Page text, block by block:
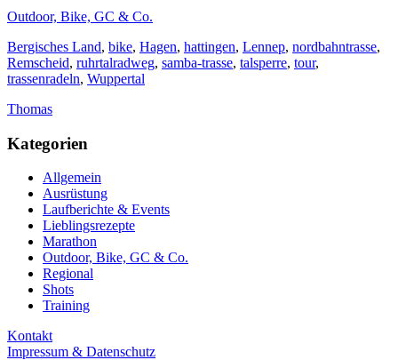
Outdoor, Bike, GC & Co.
Bergisches Land, bike, Hagen, hattingen, Lennep, nordbahntrasse,
Remscheid, ruhrtalradweg, samba-trasse, talsperre, tour,
trassenradeln, Wuppertal
Thomas
Kategorien
Allgemein
Ausrüstung
Laufberichte & Events
Lieblingsrezepte
Marathon
Outdoor, Bike, GC & Co.
Regional
Shots
Training
Kontakt
Impressum & Datenschutz